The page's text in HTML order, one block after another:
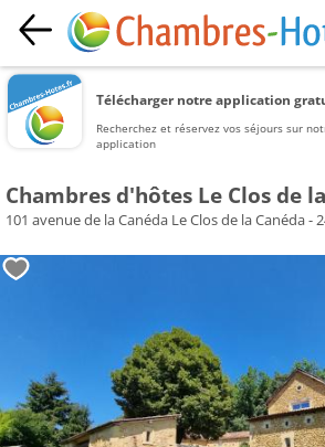
Télécharger notre application
Recherchez et réservez vos séjours sur
application
Chambres d'hôtes Le Clos de
101 avenue de la Canéda Le Clos de la Canéda -